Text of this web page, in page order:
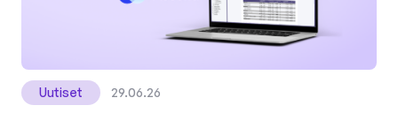
Uutiset 29.06.26